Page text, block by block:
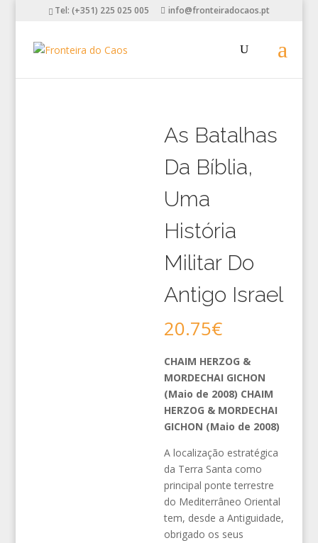
Tel: (+351) 225 025 005 info@fronteiradocaos.pt
As Batalhas
Da Bíblia,
Uma
História
Militar Do
Antigo Israel
20.75€
CHAIM HERZOG &
MORDECHAI GICHON
(Maio de 2008) CHAIM
HERZOG & MORDECHAI
GICHON (Maio de 2008)
A localização estratégica
da Terra Santa como
principal ponte terrestre
do Mediterrâneo Oriental
tem, desde a Antiguidade,
obrigado os seus